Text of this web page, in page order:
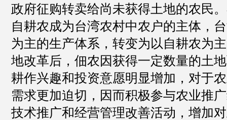
政府征购转卖给尚未获得土地的农民
自耕农成为台湾农村中农户的主体，
为主的生产体系，转变为以自耕农为
地改革后，佃农因获得一定数量的土
耕作兴趣和投资意愿明显增加，对于
需求更加迫切，因而积极参与农业推
技术推广和经营管理改善活动，增加